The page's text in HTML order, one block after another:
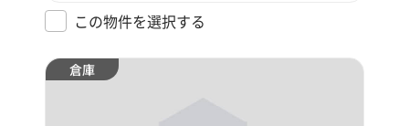
この物件を選択する
倉庫